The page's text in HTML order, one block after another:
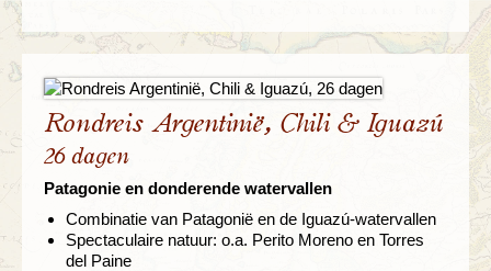
Rondreis Argentinië, Chili & Iguazú
26 dagen
Patagonie en donderende watervallen
Combinatie van Patagonië en de Iguazú-watervallen
Spectaculaire natuur: o.a. Perito Moreno en Torres
del Paine